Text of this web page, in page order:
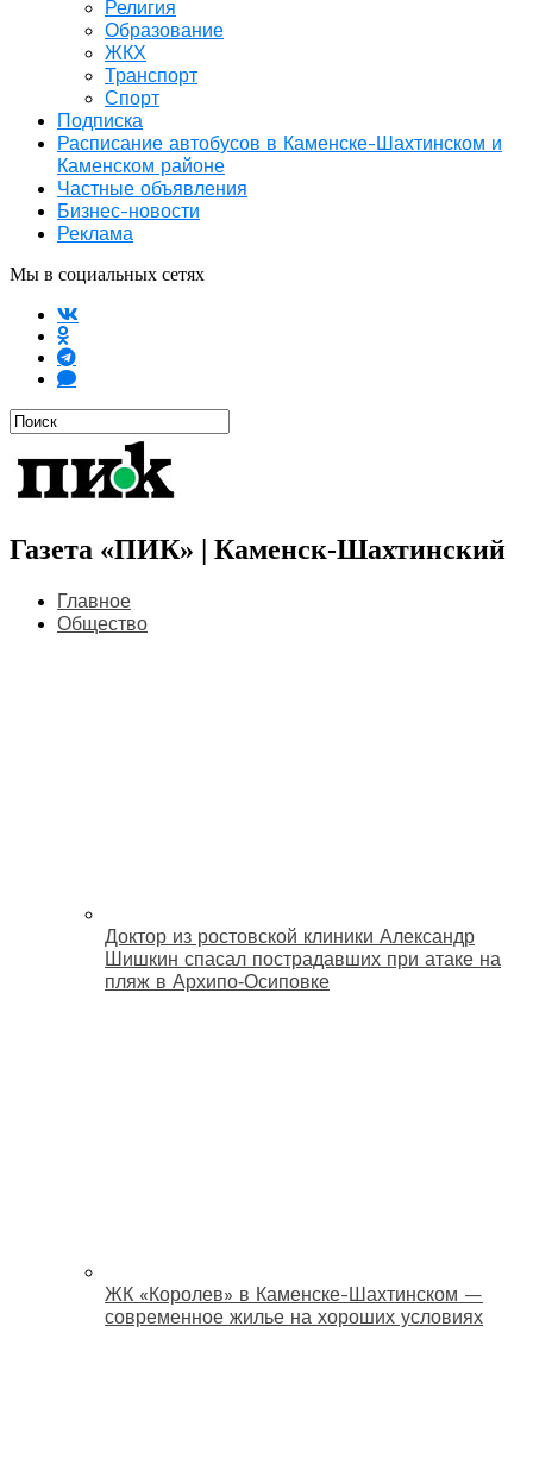
Религия
Образование
ЖКХ
Транспорт
Спорт
Подписка
Расписание автобусов в Каменске-Шахтинском и
Каменском районе
Частные объявления
Бизнес-новости
Реклама
Мы в социальных сетях
Газета «ПИК» | Каменск-Шахтинский
Главное
Общество
Доктор из ростовской клиники Александр
Шишкин спасал пострадавших при атаке на
пляж в Архипо‑Осиповке
ЖК «Королев» в Каменске-Шахтинском —
современное жилье на хороших условиях